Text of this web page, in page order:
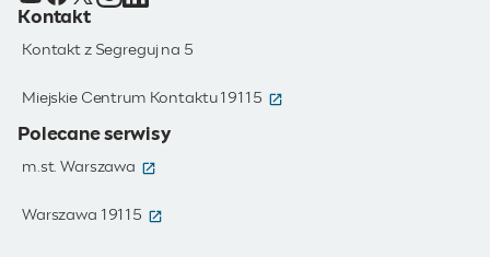
Kontakt
Kontakt z Segreguj na 5
Miejskie Centrum Kontaktu 19115 (otwiera się w nowym oknie)
Polecane serwisy
m.st. Warszawa (otwiera się w nowym oknie)
Warszawa 19115 (otwiera się w nowym oknie)